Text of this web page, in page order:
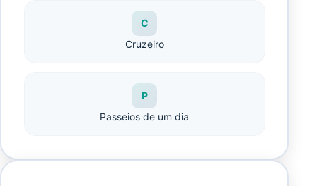
C
Cruzeiro
P
Passeios de um dia